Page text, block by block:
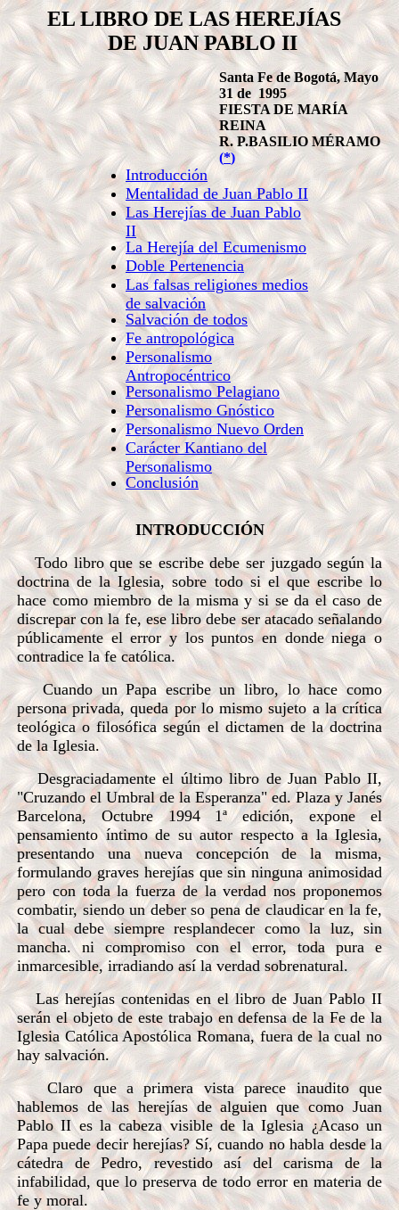
EL LIBRO DE LAS HEREJÍAS
DEJUAN PABLO II
Santa Fe de Bogotá, Mayo
31 de 1995
FIESTA DE MARÍA
REINA
R. P.BASILIO MÉRAMO
(*)
Introducción
Mentalidad de Juan Pablo II
Las Herejías de Juan Pablo
II
La Herejía del Ecumenismo
Doble Pertenencia
Las falsas religiones medios
de salvación
Salvación de todos
Fe antropológica
Personalismo
Antropocéntrico
Personalismo Pelagiano
Personalismo Gnóstico
Personalismo Nuevo Orden
Carácter Kantiano del
Personalismo
Conclusión
INTRODUCCIÓN
Todo libro que se escribe debe ser juzgado según la
doctrina de la Iglesia, sobre todo si el que escribe lo
hace como miembro de la misma y si se da el caso de
discrepar con la fe, ese libro debe ser atacado señalando
públicamente el error y los puntos en donde niega o
contradice la fe católica.
Cuando un Papa escribe un libro, lo hace como
persona privada, queda por lo mismo sujeto a la crítica
teológica o filosófica según el dictamen de la doctrina
de la Iglesia.
Desgraciadamente el último libro de Juan Pablo II,
"Cruzando el Umbral de la Esperanza" ed. Plaza y Janés
Barcelona, Octubre 1994 1ª edición, expone el
pensamiento íntimo de su autor respecto a la Iglesia,
presentando una nueva concepción de la misma,
formulando graves herejías que sin ninguna animosidad
pero con toda la fuerza de la verdad nos proponemos
combatir, siendo un deber so pena de claudicar en la fe,
la cual debe siempre resplandecer como la luz, sin
mancha. ni compromiso con el error, toda pura e
inmarcesible, irradiando así la verdad sobrenatural.
Las herejías contenidas en el libro de Juan Pablo II
serán el objeto de este trabajo en defensa de la Fe de la
Iglesia Católica Apostólica Romana, fuera de la cual no
hay salvación.
Claro que a primera vista parece inaudito que
hablemos de las herejías de alguien que como Juan
Pablo II es la cabeza visible de la Iglesia ¿Acaso un
Papa puede decir herejías? Sí, cuando no habla desde la
cátedra de Pedro, revestido así del carisma de la
infabilidad, que lo preserva de todo error en materia de
fe y moral.